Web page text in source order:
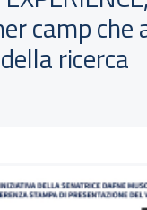
camp che
ricerca